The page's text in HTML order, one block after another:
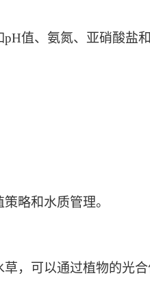
值、氨氮、亚硝酸盐
略和水质管理。
，可以通过植物的光